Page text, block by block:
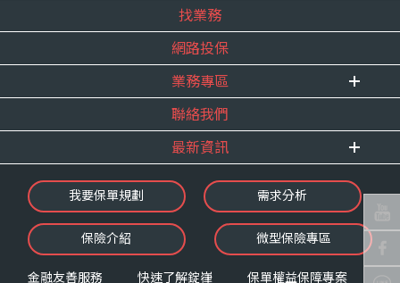
重要事跡
得獎紀錄
服務宣言
合作夥伴
內勤招聘
精英招募
年度增員計畫
找業務
網路投保
業務專區
E 線資源網
聯絡我們
最新資訊
最新消息
錠嵂焦點
影音頻道
業務資源分享
我要保單規劃 需求分析
保險介紹 微型保險專區
金融友善服務 快速了解錠嵂 保單權益保障專案